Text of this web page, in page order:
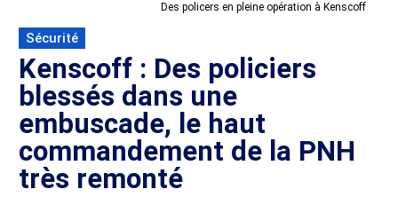
Des policers en pleine opération à Kenscoff
Sécurité
Kenscoff : Des policiers
blessés dans une
embuscade, le haut
commandement de la PNH
très remonté